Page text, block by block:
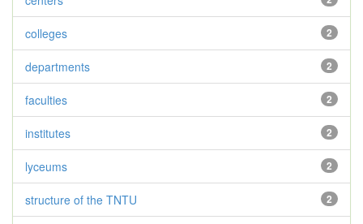
2
colleges
2
departments
2
faculties
2
institutes
2
lyceums
2
structure of the TNTU